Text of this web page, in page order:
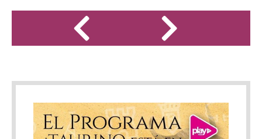
Ramos, Aida Jovani y Al Compás, propiedad de José Pons. En
el mismo tomarán parte los matadores de toros castellonenses
Paco Ramos, Abel Valls y Varea. Y completa el cartel el
que se celebrará el 4 de septiembre en esta misma plaza. En
escuela de Castellon Abel Rodríguez, Iker de Virgilio y Bruno
Martínez. Completa el cuarteto el alumno de la escuela de
Valencia Jorge Escamilla. Ambos festejos están organizado s